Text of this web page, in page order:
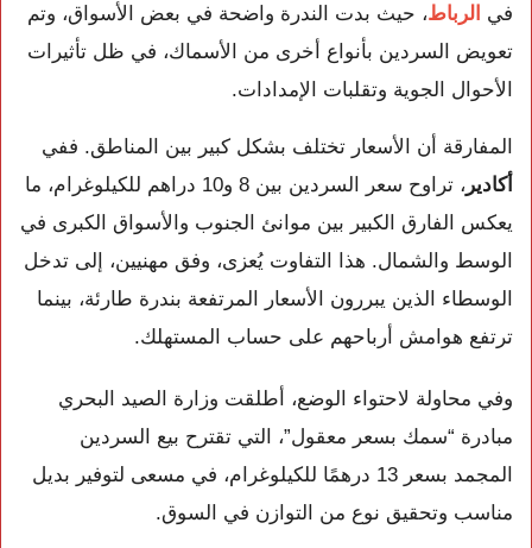
في الرباط، حيث بدت الندرة واضحة في بعض الأسواق، وتم
تعويض السردين بأنواع أخرى من الأسماك، في ظل تأثيرات
الأحوال الجوية وتقلبات الإمدادات.
المفارقة أن الأسعار تختلف بشكل كبير بين المناطق. ففي
أكادير
، تراوح سعر السردين بين 8 و10 دراهم للكيلوغرام، ما
يعكس الفارق الكبير بين موانئ الجنوب والأسواق الكبرى في
الوسط والشمال. هذا التفاوت يُعزى، وفق مهنيين، إلى تدخل
الوسطاء الذين يبررون الأسعار المرتفعة بندرة طارئة، بينما
ترتفع هوامش أرباحهم على حساب المستهلك.
وفي محاولة لاحتواء الوضع، أطلقت وزارة الصيد البحري
مبادرة “سمك بسعر معقول”، التي تقترح بيع السردين
المجمد بسعر 13 درهمًا للكيلوغرام، في مسعى لتوفير بديل
مناسب وتحقيق نوع من التوازن في السوق.